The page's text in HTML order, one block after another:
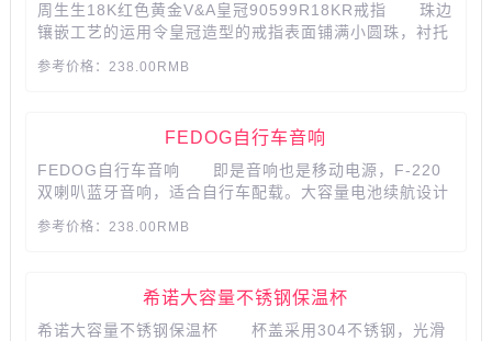
周生生18K红色黄金V&A皇冠90599R18KR戒指 珠边
镶嵌工艺的运用令皇冠造型的戒指表面铺满小圆珠，衬托
参考价格：238.00RMB
FEDOG自行车音响
FEDOG自行车音响 即是音响也是移动电源，F-220
双喇叭蓝牙音响，适合自行车配载。大容量电池续航设计
参考价格：238.00RMB
希诺大容量不锈钢保温杯
希诺大容量不锈钢保温杯 杯盖采用304不锈钢，光滑